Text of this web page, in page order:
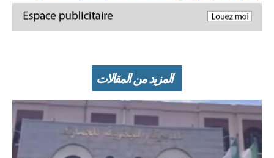
المزيد من المقالات